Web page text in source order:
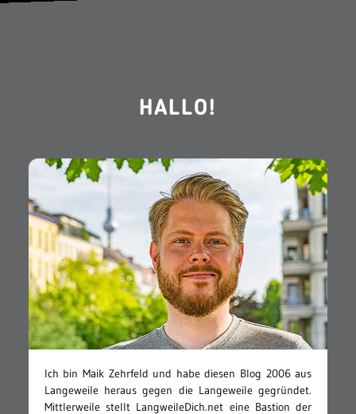
HALLO!
Ich bin Maik Zehrfeld und habe diesen Blog 2006 aus
Langeweile heraus gegen die Langeweile gegründet.
Mittlerweile stellt LangweileDich.net eine Bastion der